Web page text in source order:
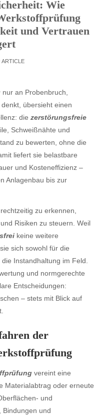
Wie
und Vertrauen
ARTICLE
nur an Probenbruch,
übersieht einen
die zerstörungsfreie
Schweißnähte und
zu bewerten, ohne die
liefert sie belastbare
und Kosteneffizienz –
Anlagenbau bis zur
zu erkennen,
Risiken zu steuern. Weil
keine weitere
sich sowohl für die
Instandhaltung im Feld.
und normgerechte
Entscheidungen:
– stets mit Blick auf
der
vereint eine
Materialabtrag oder erneute
und
Bindungen und